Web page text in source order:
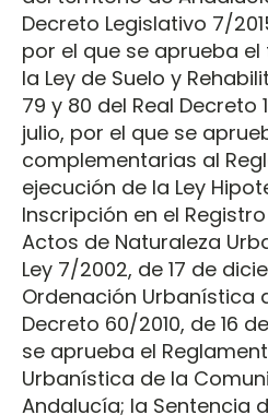
Decreto Legislativo 7/
por el que se aprueba
la Ley de Suelo y
79 y 80 del Real Decreto
julio, por el que se
complementarias al
ejecución de la Ley
Inscripción en el
Actos de Naturaleza
Ley 7/2002, de 17 de
Ordenación Urbanística
Decreto 60/2010, de 16
se aprueba el
Urbanística de la
Andalucía; la Sentencia